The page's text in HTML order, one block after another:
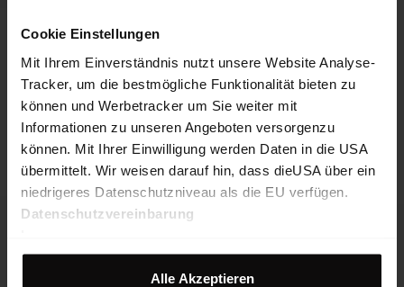
Cookie Einstellungen
Mit Ihrem Einverständnis nutzt unsere Website Analyse-
Tracker, um die bestmögliche Funktionalität bieten zu
können und Werbetracker um Sie weiter mit
Informationen zu unseren Angeboten versorgenzu
können. Mit Ihrer Einwilligung werden Daten in die USA
übermittelt. Wir weisen darauf hin, dass dieUSA über ein
niedrigeres Datenschutzniveau als die EU verfügen.
Datenschutzvereinbarung
Alle Akzeptieren